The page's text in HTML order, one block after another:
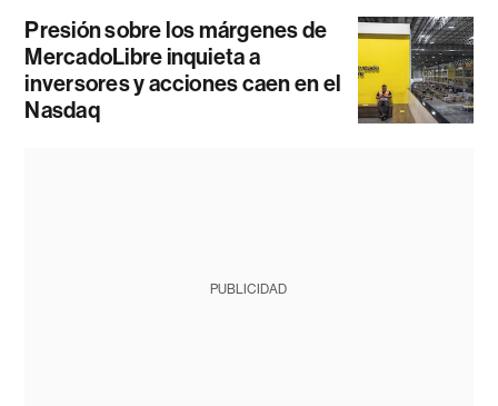
Presión sobre los márgenes de
MercadoLibre inquieta a
inversores y acciones caen en el
Nasdaq
PUBLICIDAD